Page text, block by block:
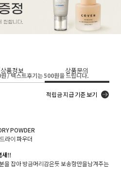
상품정보 상품문의
/ 텍스트후기는 500원을 드립니다.
적립금 지급 기준 보기
POWDER
라이 파우더
새!!
을 잡아 방금머리감은듯 보송함만을남겨주는